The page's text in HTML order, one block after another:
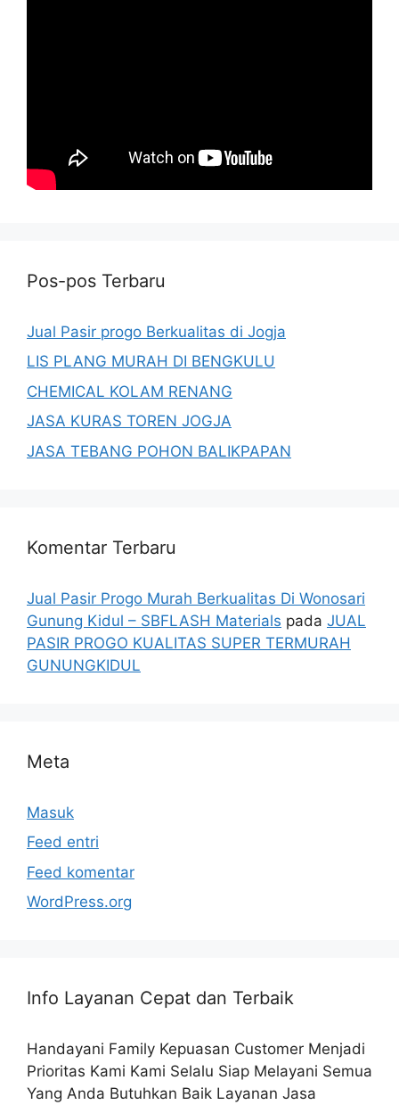
Pos-pos Terbaru
Jual Pasir progo Berkualitas di Jogja
LIS PLANG MURAH DI BENGKULU
CHEMICAL KOLAM RENANG
JASA KURAS TOREN JOGJA
JASA TEBANG POHON BALIKPAPAN
Komentar Terbaru
Jual Pasir Progo Murah Berkualitas Di Wonosari
Gunung Kidul – SBFLASH Materials pada JUAL
PASIR PROGO KUALITAS SUPER TERMURAH
GUNUNGKIDUL
Meta
Masuk
Feed entri
Feed komentar
WordPress.org
Info Layanan Cepat dan Terbaik
Handayani Family Kepuasan Customer Menjadi
Prioritas Kami Kami Selalu Siap Melayani Semua
Yang Anda Butuhkan Baik Layanan Jasa